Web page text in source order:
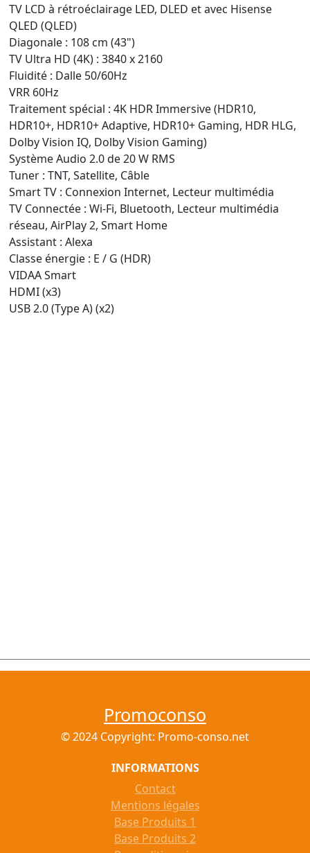
TV LCD à rétroéclairage LED, DLED et avec Hisense
QLED (QLED)
Diagonale : 108 cm (43")
TV Ultra HD (4K) : 3840 x 2160
Fluidité : Dalle 50/60Hz
VRR 60Hz
Traitement spécial : 4K HDR Immersive (HDR10,
HDR10+, HDR10+ Adaptive, HDR10+ Gaming, HDR HLG,
Dolby Vision IQ, Dolby Vision Gaming)
Système Audio 2.0 de 20 W RMS
Tuner : TNT, Satellite, Câble
Smart TV : Connexion Internet, Lecteur multimédia
TV Connectée : Wi-Fi, Bluetooth, Lecteur multimédia
réseau, AirPlay 2, Smart Home
Assistant : Alexa
Classe énergie : E / G (HDR)
VIDAA Smart
HDMI (x3)
USB 2.0 (Type A) (x2)
Promoconso
© 2024 Copyright: Promo-conso.net
INFORMATIONS
Contact
Mentions légales
Base Produits 1
Base Produits 2